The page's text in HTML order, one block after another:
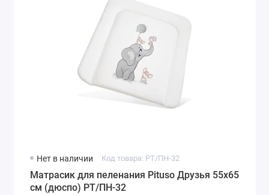
Нет в наличии Код товара: РT/ПН-32
Матрасик для пеленания Pituso Друзья 55х65
см (дюспо) РT/ПН-32